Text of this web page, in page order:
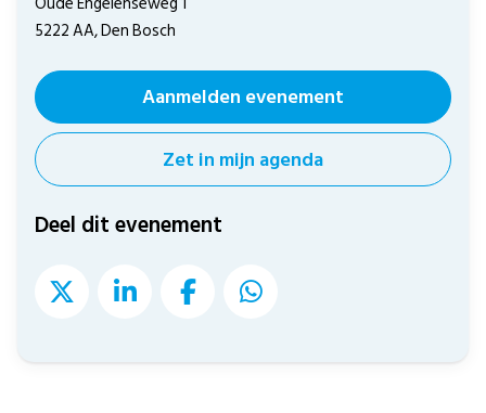
5222 AA, Den Bosch
Aanmelden evenement
Zet in mijn agenda
Deel dit evenement